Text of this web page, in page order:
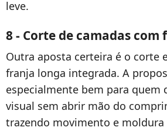
leve.
8 - Corte de camadas com
Outra aposta certeira é o corte
franja longa integrada. A
especialmente bem para quem
visual sem abrir mão do
trazendo movimento e